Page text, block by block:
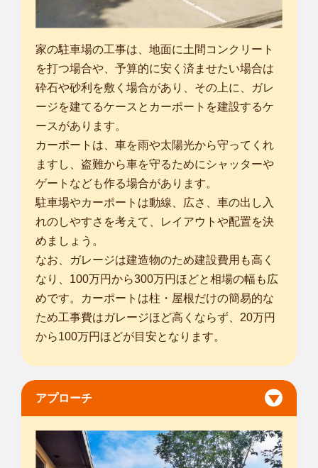
家の駐車場の工事は、地面に土間コンクリート
を打つ場合や、予算的に安く済ませたい場合は
砕石や砂利を敷く場合があり、その上に、ガレ
ージを建てるケースとカーポートを建設するケ
ースがあります。
カーポートは、車を雨や太陽光から守ってくれ
ますし、盗難から車を守るためにシャッターや
ゲートなども作る場合があります。
駐車場やカーポートは動線、広さ、車の出し入
れのしやすさを考えて、レイアウトや配置を決
めましょう。
なお、ガレージは建造物のため建設費用も高く
なり、100万円から300万円ほどと相場の幅も広
めです。カーポートは柱・屋根だけの簡易的な
ため工事費はガレージほど高くならず、20万円
から100万円ほどが目安となります。
アプローチ